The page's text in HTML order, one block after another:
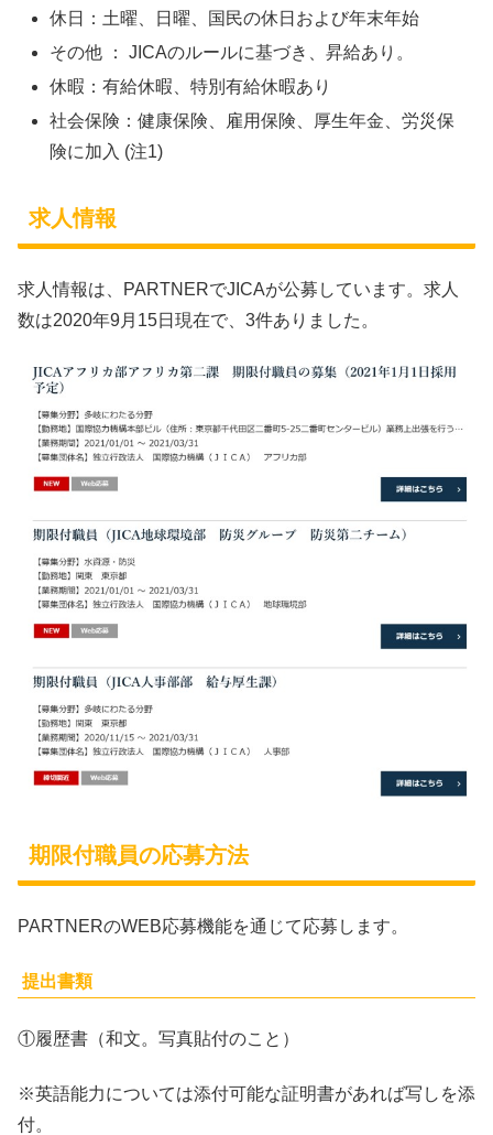
休日：土曜、日曜、国民の休日および年末年始
その他 ： JICAのルールに基づき、昇給あり。
休暇：有給休暇、特別有給休暇あり
社会保険：健康保険、雇用保険、厚生年金、労災保
険に加入 (注1)
求人情報
求人情報は、PARTNERでJICAが公募しています。求人
数は2020年9月15日現在で、3件ありました。
期限付職員の応募方法
PARTNERのWEB応募機能を通じて応募します。
提出書類
①履歴書（和文。写真貼付のこと）
※英語能力については添付可能な証明書があれば写しを添
付。